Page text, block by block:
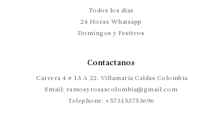
Todos los dias
24 Horas Whatsapp
Domingos y Festivos
Contactanos
Carrera 4 # 13 A 22, Villamaría Caldas Colombia
Email: ramosyrosascolombia@gmail.com
Telephone: +573153753696